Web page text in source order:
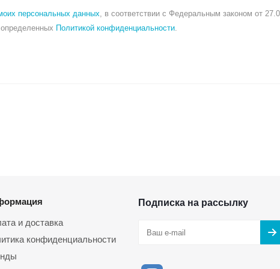
персональных данных, в соответствии с Федеральным законом от
Политикой конфиденциальности.
и доставка
конфиденциальности
Подписка на рассылку